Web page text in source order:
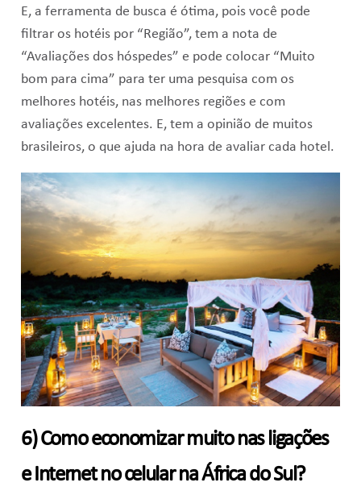
E, a ferramenta de busca é ótima, pois você pode
filtrar os hotéis por “Região”, tem a nota de
“Avaliações dos hóspedes” e pode colocar “Muito
bom para cima” para ter uma pesquisa com os
melhores hotéis, nas melhores regiões e com
avaliações excelentes. E, tem a opinião de muitos
brasileiros, o que ajuda na hora de avaliar cada hotel.
6) Como economizar muito nas ligações
e Internet no celular na África do Sul?